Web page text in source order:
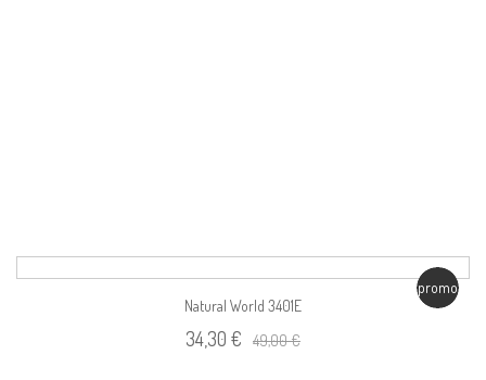
promo
Natural World 3401E
34,30 € 49,00 €